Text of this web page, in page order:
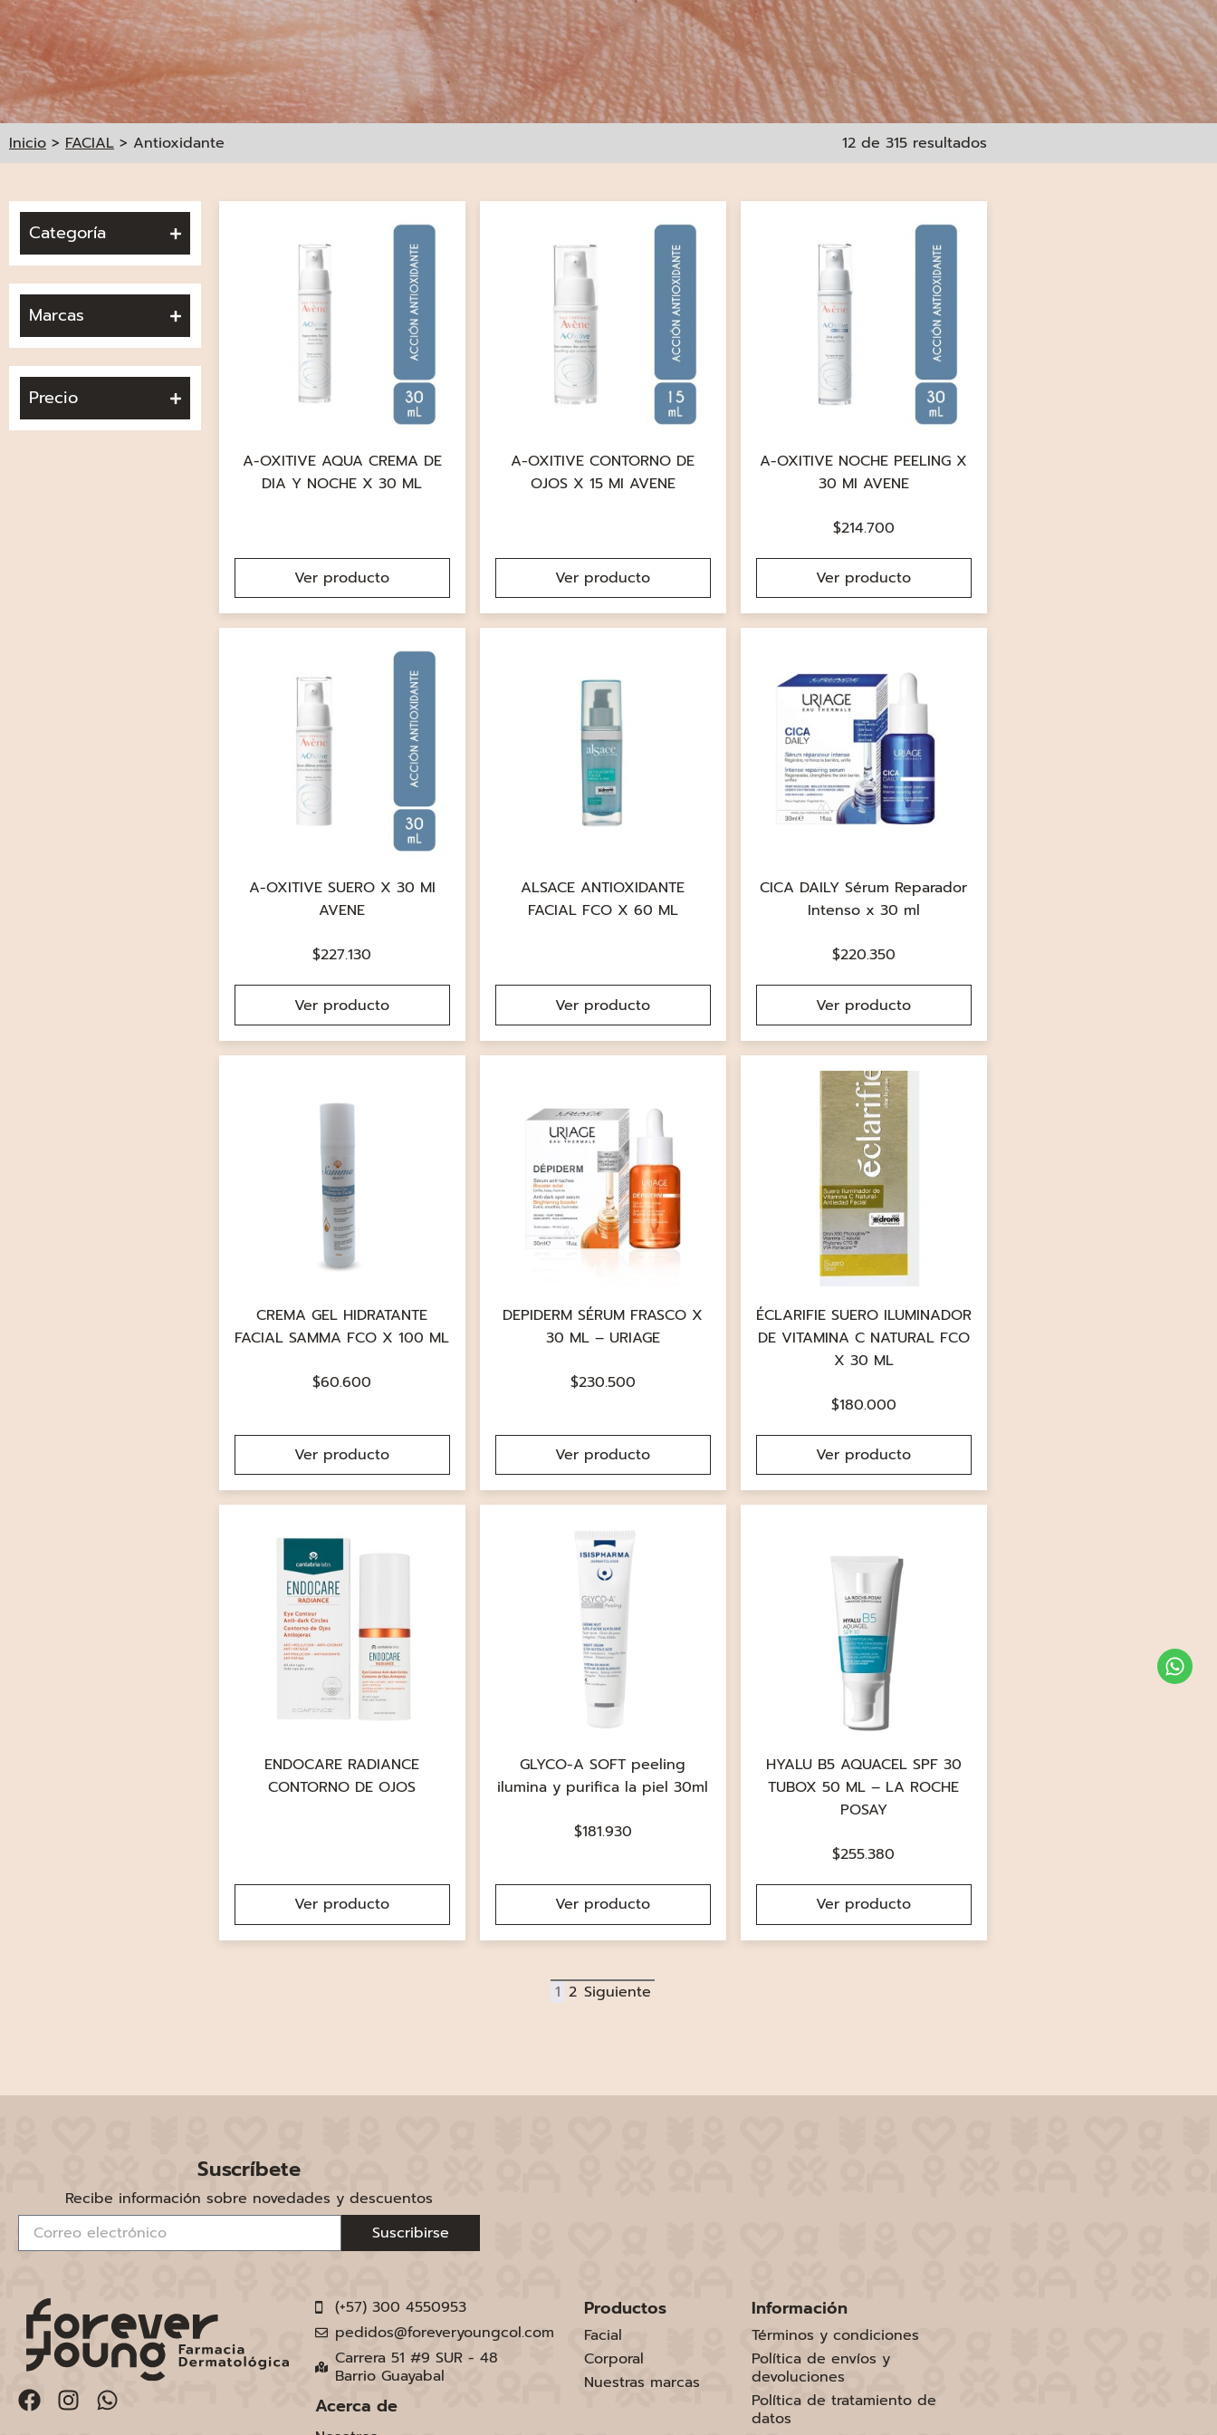
Inicio > FACIAL > Antioxidante 12 de 315 resultados
Categoría
Marcas
Precio
A-OXITIVE AQUA CREMA DE
DIA Y NOCHE X 30 ML
Ver producto
A-OXITIVE CONTORNO DE
OJOS X 15 MI AVENE
Ver producto
A-OXITIVE NOCHE PEELING X
30 MI AVENE
$214.700
Ver producto
A-OXITIVE SUERO X 30 MI
AVENE
$227.130
Ver producto
ALSACE ANTIOXIDANTE
FACIAL FCO X 60 ML
Ver producto
CICA DAILY Sérum Reparador
Intenso x 30 ml
$220.350
Ver producto
CREMA GEL HIDRATANTE
FACIAL SAMMA FCO X 100 ML
$60.600
Ver producto
DEPIDERM SÉRUM FRASCO X
30 ML – URIAGE
$230.500
Ver producto
ÉCLARIFIE SUERO ILUMINADOR
DE VITAMINA C NATURAL FCO
X 30 ML
$180.000
Ver producto
ENDOCARE RADIANCE
CONTORNO DE OJOS
Ver producto
GLYCO-A SOFT peeling
ilumina y purifica la piel 30ml
$181.930
Ver producto
HYALU B5 AQUACEL SPF 30
TUBOX 50 ML – LA ROCHE
POSAY
$255.380
Ver producto
1 2
Suscríbete
Recibe información sobre novedades y descuentos
Suscribirse
(+57) 300 4550953
pedidos@foreveryoungcol.com
Carrera 51 #9 SUR - 48
Barrio Guayabal
Acerca de
Productos
Facial
Corporal
Nuestras marcas
Información
Términos y condiciones
Política de envíos y
devoluciones
Política de tratamiento de
datos